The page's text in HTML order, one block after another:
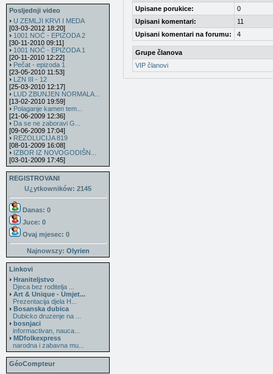
Posljednji video
U ZEMLJI KRVI I MEDA
[03-03-2012 18:20]
1001 NOĆ - EPIZODA 2
[30-11-2010 09:11]
1001 NOĆ - EPIZODA 1
[20-11-2010 12:22]
Pečat - epizoda 1
[23-05-2010 11:53]
LZN III - 12
[25-03-2010 12:17]
LUD ZBUNJEN NORMALA...
[13-02-2010 19:59]
Polaganje kamen tem...
[21-06-2009 12:36]
Da se ne zaboravi G...
[09-06-2009 17:04]
REZOLUCIJA 819
[08-01-2009 16:08]
IZBOR IZ NOVOGODIŠN...
[03-01-2009 17:45]
REGISTROVANI
U¿ytkowników: 2145
Danas: 0
Juce: 0
Ovaj mjesec: 0
Najnowszy: Olyrien
Linkovi
Hraniteljstvo
Djeca bez roditelja ...
Art & Unique - Umjet...
Prezentacija djela H...
Bosanska dubica
Dubicko druzenje na ...
bosnjaci
informactivan, nauca...
MDfolkexpress
narodna i zabavna mu...
GéoCompteur
Upisane porukice:
0
Upisani komentari:
11
Upisani komentari na forumu:
4
Grupe članova
VIP članovi